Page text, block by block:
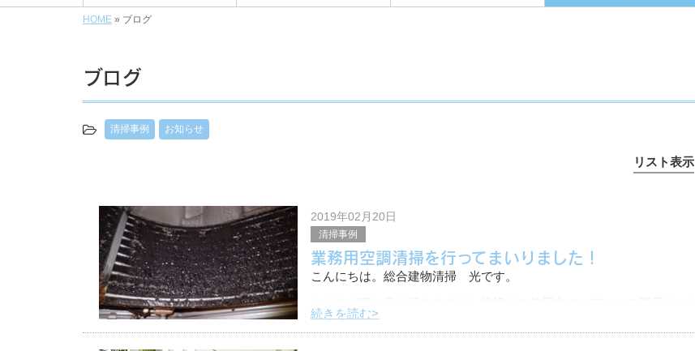
HOME » ブログ
ブログ
清掃事例 お知らせ
リスト表示
2019年02月20日
清掃事例
業務用空調清掃を行ってまいりました！
こんにちは。総合建物清掃 光です。
か？
続きを読む>